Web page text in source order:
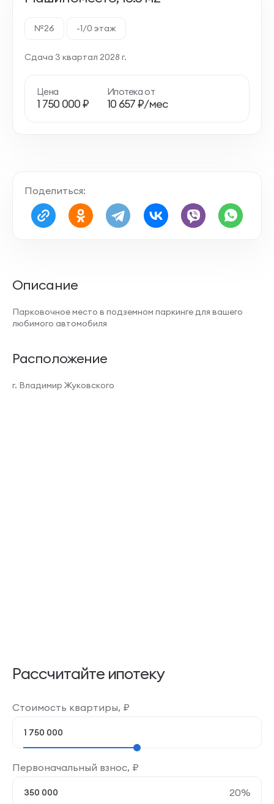
№26 -1/0 этаж
Сдача 3 квартал 2028 г.
Цена
1 750 000 ₽
Ипотека от
10 657 ₽/мес
Поделиться:
Описание
Парковочное место в подземном паркинге для вашего
любимого автомобиля
Расположение
г. Владимир Жуковского
Рассчитайте ипотеку
Стоимость квартиры, ₽
Первоначальный взнос, ₽
20%